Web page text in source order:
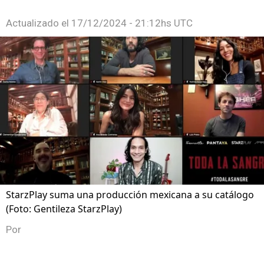
Actualizado el 17/12/2024 - 21:12hs UTC
StarzPlay suma una producción mexicana a su catálogo
(Foto: Gentileza StarzPlay)
Por